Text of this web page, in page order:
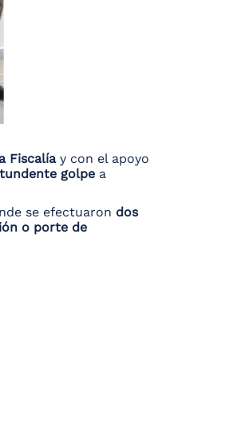
Fiscalíay con el apoyo
golpe a
se efectuaron dos
o porte de